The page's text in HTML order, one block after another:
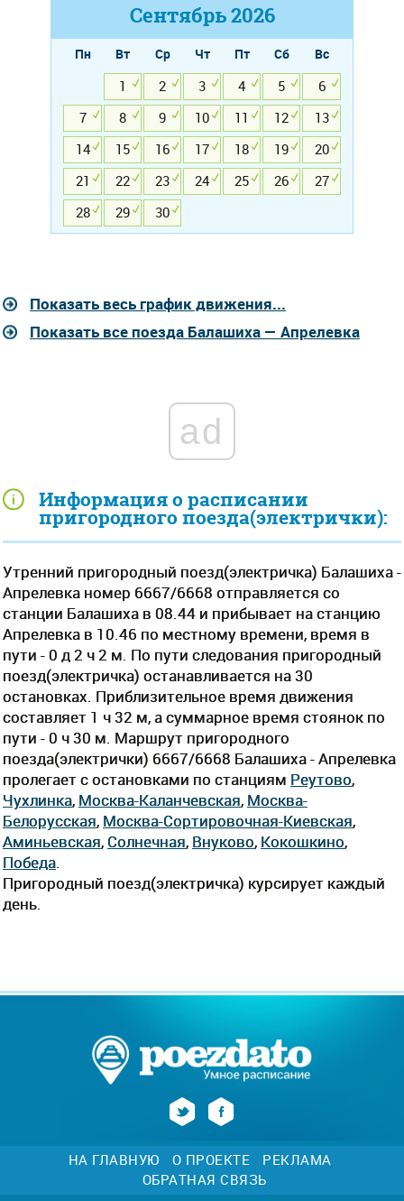
Информация о расписании
пригородного поезда(электрички):
Утренний пригородный поезд(электричка) Балашиха -
Апрелевка номер 6667/6668 отправляется со
станции Балашиха в 08.44 и прибывает на станцию
Апрелевка в 10.46 по местному времени, время в
пути - 0 д 2 ч 2 м. По пути следования пригородный
поезд(электричка) останавливается на 30
остановках. Приблизительное время движения
составляет 1 ч 32 м, а суммарное время стоянок по
пути - 0 ч 30 м. Маршрут пригородного
поезда(электрички) 6667/6668 Балашиха - Апрелевка
пролегает c остановками по станциям Реутово,
Чухлинка, Москва-Каланчевская, Москва-
Белорусская, Москва-Сортировочная-Киевская,
Аминьевская, Солнечная, Внуково, Кокошкино,
Победа
Пригородный поезд(электричка) курсирует каждый
день.
Сентябрь2026
Пн Вт Ср Чт Пт Сб
Вс
1
2 3 4 5
6
7
8 9 10 11 12
13
14
15 16 17 18 19
20
21
22 23 24 25 26
27
28
29 30
Показать весь график движения...
Показать все поезда Балашиха — Апрелевка
ad
НА ГЛАВНУЮ О ПРОЕКТЕ
РЕКЛАМА
ОБРАТНАЯ СВЯЗЬ